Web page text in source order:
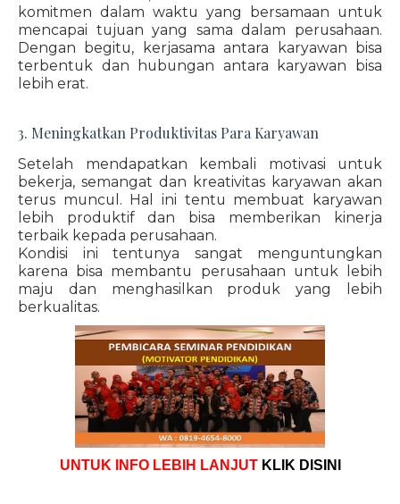
komitmen dalam waktu yang bersamaan untuk
mencapai tujuan yang sama dalam perusahaan.
Dengan begitu, kerjasama antara karyawan bisa
terbentuk dan hubungan antara karyawan bisa
lebih erat.
3. Meningkatkan Produktivitas Para Karyawan
Setelah mendapatkan kembali motivasi untuk
bekerja, semangat dan kreativitas karyawan akan
terus muncul. Hal ini tentu membuat karyawan
lebih produktif dan bisa memberikan kinerja
terbaik kepada perusahaan.
Kondisi ini tentunya sangat menguntungkan
karena bisa membantu perusahaan untuk lebih
maju dan menghasilkan produk yang lebih
berkualitas.
UNTUK INFO LEBIH LANJUT KLIK DISINI